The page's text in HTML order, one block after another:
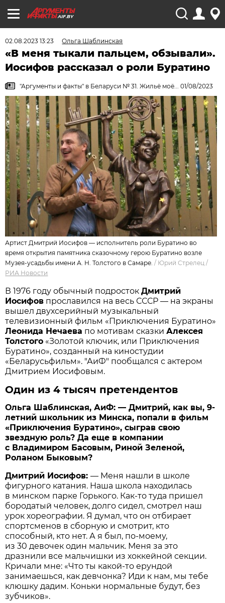
AIF.BY
02.08.2023 13:23 Ольга Шаблинская
«В меня тыкали пальцем, обзывали».
Иосифов рассказал о роли Буратино
"Аргументы и факты" в Беларуси № 31. Жильё моё... 01/08/2023
Артист Дмитрий Иосифов — исполнитель роли Буратино во
время открытия памятника сказочному герою Буратино возле
Музея-усадьбы имени А. Н. Толстого в Самаре. / Юрий Стрелец /
РИА Новости
В 1976 году обычный подростокДмитрий
Иосифов прославился на весь СССР — на экраны
вышел двухсерийный музыкальный
телевизионный фильм «Приключения Буратино»
Леонида Нечаева по мотивам сказкиАлексея
Толстого «Золотой ключик, или Приключения
Буратино», созданный на киностудии
«Беларусьфильм». "АиФ" пообщался с актером
Дмитрием Иосифовым.
Один из 4 тысяч претендентов
Ольга Шаблинская, АиФ: — Дмитрий, как вы, 9-
летний школьник из Минска, попали в фильм
«Приключения Буратино», сыграв свою
звездную роль? Да еще в компании
с Владимиром Басовым, Риной Зеленой,
Роланом Быковым?
Дмитрий Иосифов:— Меня нашли в школе
фигурного катания. Наша школа находилась
в минском парке Горького. Как-то туда пришел
бородатый человек, долго сидел, смотрел наш
урок хореографии. Я думал, что он отбирает
спортсменов в сборную и смотрит, кто
способный, кто нет. А я был, по-моему,
из 30 девочек один мальчик. Меня за это
дразнили все мальчишки из хоккейной секции.
Кричали мне: «Что ты какой-то ерундой
занимаешься, как девчонка? Иди к нам, мы тебе
клюшку дадим. Коньки нормальные будут, без
зубчиков».